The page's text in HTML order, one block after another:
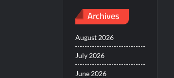
Archives
August 2026
July 2026
June 2026